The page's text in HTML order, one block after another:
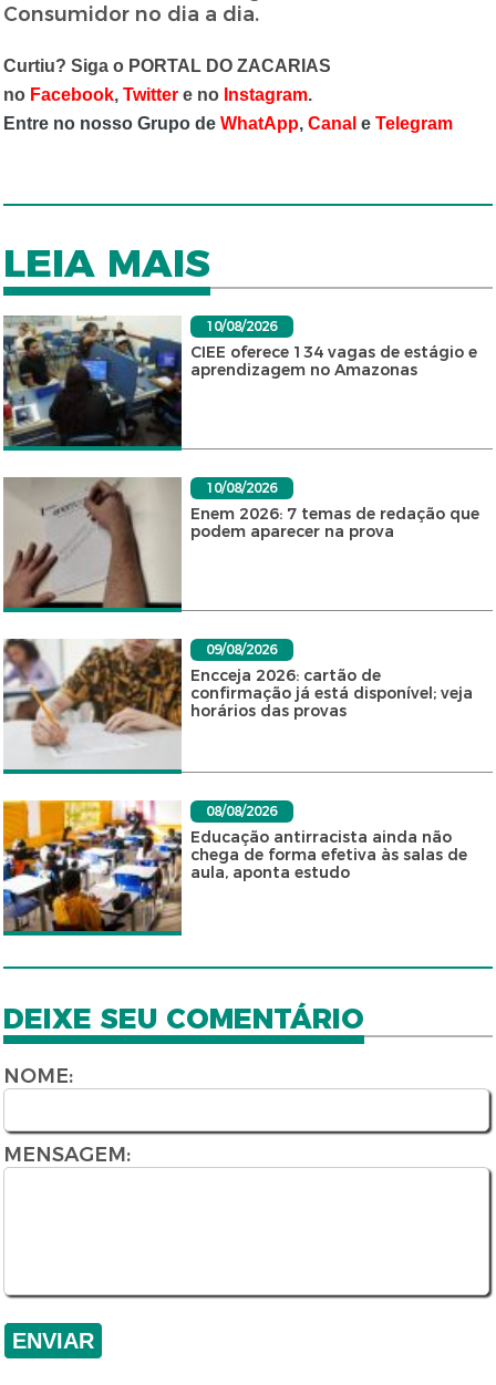
Consumidor no dia a dia.
Curtiu? Siga o PORTAL DO ZACARIAS
no Facebook,Twitter e no Instagram.
Entre no nosso Grupo deWhatApp,Canal eTelegram
LEIA MAIS
10/08/2026
CIEE oferece 134 vagas de estágio e
aprendizagem no Amazonas
10/08/2026
Enem 2026: 7 temas de redação que
podem aparecer na prova
09/08/2026
Encceja 2026: cartão de
confirmação já está disponível; veja
horários das provas
08/08/2026
Educação antirracista ainda não
chega de forma efetiva às salas de
aula, aponta estudo
DEIXE SEU COMENTÁRIO
NOME:
MENSAGEM: